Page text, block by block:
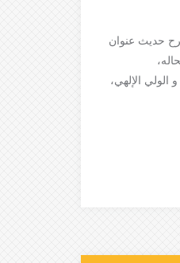
حديث عنوان
الإلهي،